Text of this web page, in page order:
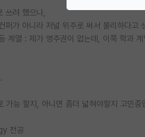
려 했으나,
가 아니라 저널 위주로 써서 불리하다고
: 제가 영주권이 없는데, 이쪽 학과 계
가능 할지, 아니면 좀더 넓혀야할지 고민중
전공